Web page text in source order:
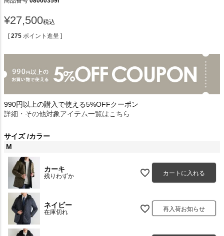
¥27,500税込
[ 275 ポイント進呈 ]
990円以上の購入で使える5%OFFクーポン
詳細・その他対象アイテム一覧はこちら
サイズ カラー
M
カーキ
残りわずか カートに入れる
ネイビー
在庫切れ 再入荷お知らせ